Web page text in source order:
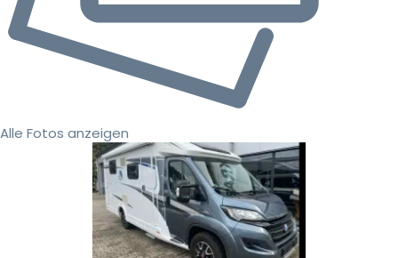
Alle Fotos anzeigen